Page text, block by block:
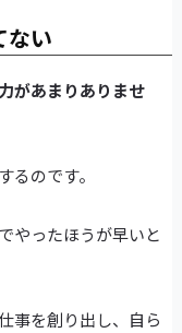
ない
があまりありませ
るのです。
やったほうが早いと
事を創り出し、自ら